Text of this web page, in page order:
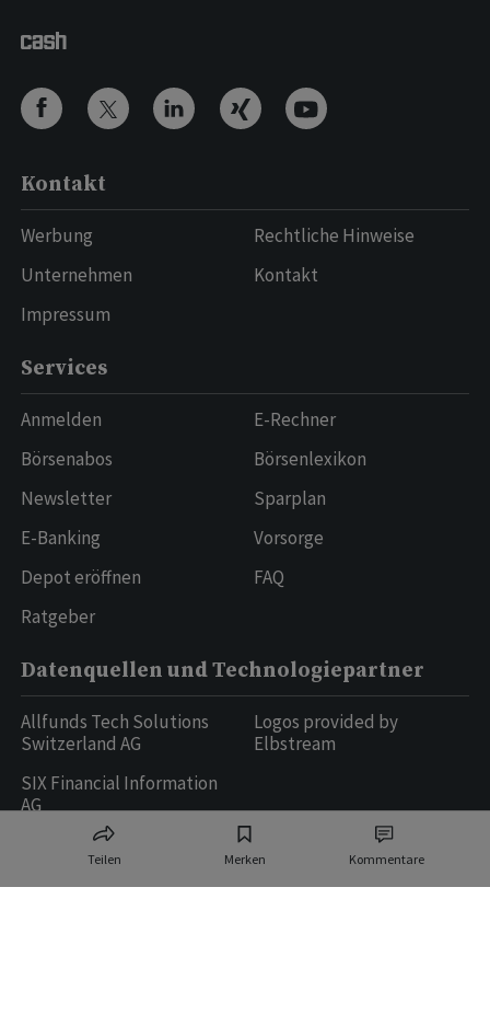
Teilen Merken Kommentare
Kontakt
Werbung
Unternehmen
Impressum
Rechtliche Hinweise
Kontakt
Services
Anmelden
Börsenabos
Newsletter
E-Banking
Depot eröffnen
Ratgeber
E-Rechner
Börsenlexikon
Sparplan
Vorsorge
FAQ
Datenquellen und Technologiepartner
Allfunds Tech Solutions
Switzerland AG
SIX Financial Information
AG
Logos provided by
Elbstream
Ringier AG | Ringier Medien Schweiz